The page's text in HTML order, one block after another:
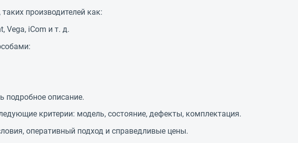
производителей как:
Vega, iCom и т. д.
подробное описание.
критерии: модель, состояние, дефекты, комплектация.
оперативный подход и справедливые цены.